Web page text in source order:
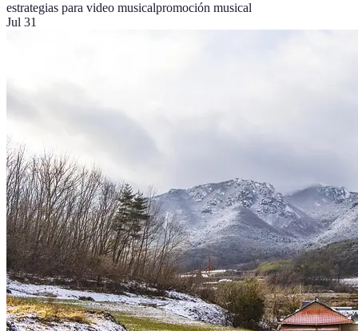
estrategias para video musicalpromoción musical
Jul 31